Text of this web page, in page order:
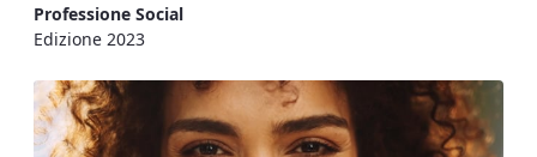
Professione Social
Edizione 2023